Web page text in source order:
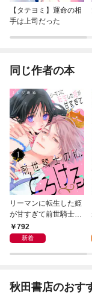
【タテヨミ】運命の相
手は上司だった
同じ作者の本
リーマンに転生した姫
が甘すぎて前世騎士の
私、とろける（１）
792
新着
秋田書店のおす